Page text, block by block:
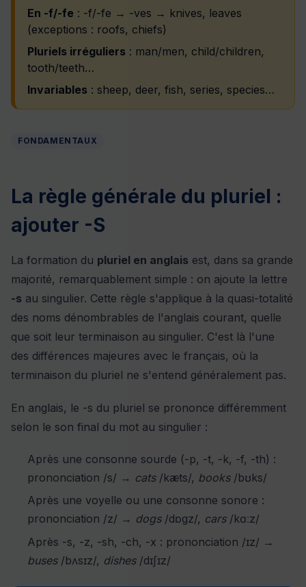
En -f/-fe : -f/-fe → -ves → knives, leaves
(exceptions : roofs, chiefs)
Pluriels irréguliers : man/men, child/children,
tooth/teeth…
Invariables : sheep, deer, fish, series, species…
FONDAMENTAUX
La règle générale du pluriel :
ajouter -S
La formation du pluriel en anglais est, dans sa grande
majorité, remarquablement simple : on ajoute la lettre
-s au singulier. Cette règle s'applique à la quasi-totalité
des noms dénombrables de l'anglais courant, quelle
que soit leur terminaison au singulier. C'est là l'une
des différences majeures avec le français, où la
terminaison du pluriel ne s'entend généralement pas.
En anglais, le -s du pluriel se prononce différemment
selon le son final du mot au singulier :
Après une consonne sourde (-p, -t, -k, -f, -th) :
prononciation /s/ → cats/kæts/, books/bʊks/
Après une voyelle ou une consonne sonore :
prononciation /z/ → dogs/dɒgz/, cars/kɑːz/
Après -s, -z, -sh, -ch, -x : prononciation /ɪz/ →
buses/bʌsɪz/, dishes/dɪʃɪz/